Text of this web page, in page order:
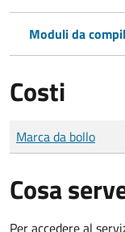
Moduli da
Costi
Tipo di pagamento
Importo
Marca da bollo
Cosa
Per accedere al